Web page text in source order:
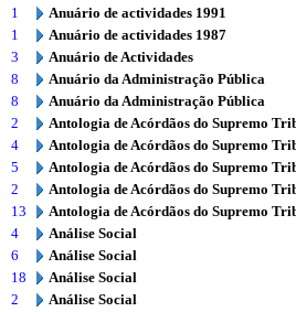
1
Anuário de actividades 1991
1
Anuário de actividades 1987
3
Anuário de Actividades
8
Anuário da Administração Pública
8
Anuário da Administração Pública
2
Antologia de Acórdãos do Supremo
4
Antologia de Acórdãos do Supremo
5
Antologia de Acórdãos do Supremo
2
Antologia de Acórdãos do Supremo
13
Antologia de Acórdãos do Supremo
4
Análise Social
6
Análise Social
18
Análise Social
2
Análise Social